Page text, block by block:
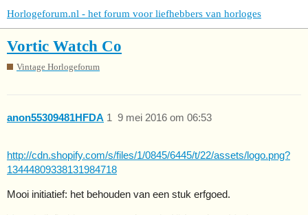
Horlogeforum.nl - het forum voor liefhebbers van horloges
Vortic Watch Co
Vintage Horlogeforum
anon55309481HFDA 9 mei 2016 om 06:53
1
http://cdn.shopify.com/s/files/1/0845/6445/t/22/assets/logo.png?
13444809338131984718
Mooi initiatief: het behouden van een stuk erfgoed.